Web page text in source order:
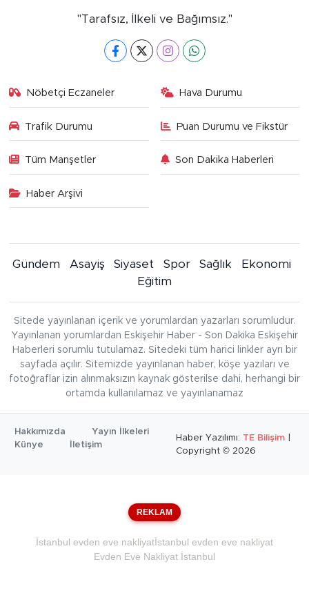
"Tarafsız, İlkeli ve Bağımsız."
Nöbetçi Eczaneler Hava Durumu
Trafik Durumu Puan Durumu ve Fikstür
Tüm Manşetler Son Dakika Haberleri
Haber Arşivi
Gündem Asayiş Siyaset Spor Sağlık
Ekonomi
Eğitim
Sitede yayınlanan içerik ve yorumlardan yazarları sorumludur.
Yayınlanan yorumlardan Eskişehir Haber - Son Dakika Eskişehir
Haberleri sorumlu tutulamaz. Sitedeki tüm harici linkler ayrı bir
sayfada açılır. Sitemizde yayınlanan haber, köşe yazıları ve
fotoğraflar izin alınmaksızın kaynak gösterilse dahi, herhangi bir
ortamda kullanılamaz ve yayınlanamaz
Hakkımızda
Yayın İlkeleri
Künye
İletişim
Haber Yazılımı: TE Bilişim
Copyright © 2026
REKLAM
İstanbul evden eve nakliyatİstanbul evden eve nakliyat
Evden Eve Nakliyat İstanbul